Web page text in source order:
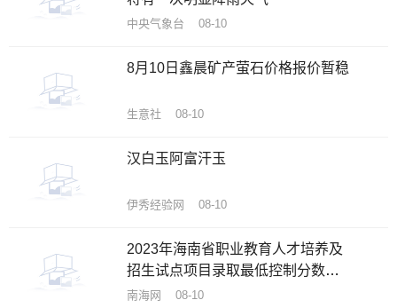
中央气象台 08-10
8月10日鑫晨矿产萤石价格报价暂稳
生意社 08-10
汉白玉阿富汗玉
伊秀经验网 08-10
2023年海南省职业教育人才培养及
招生试点项目录取最低控制分数线
公布
南海网 08-10